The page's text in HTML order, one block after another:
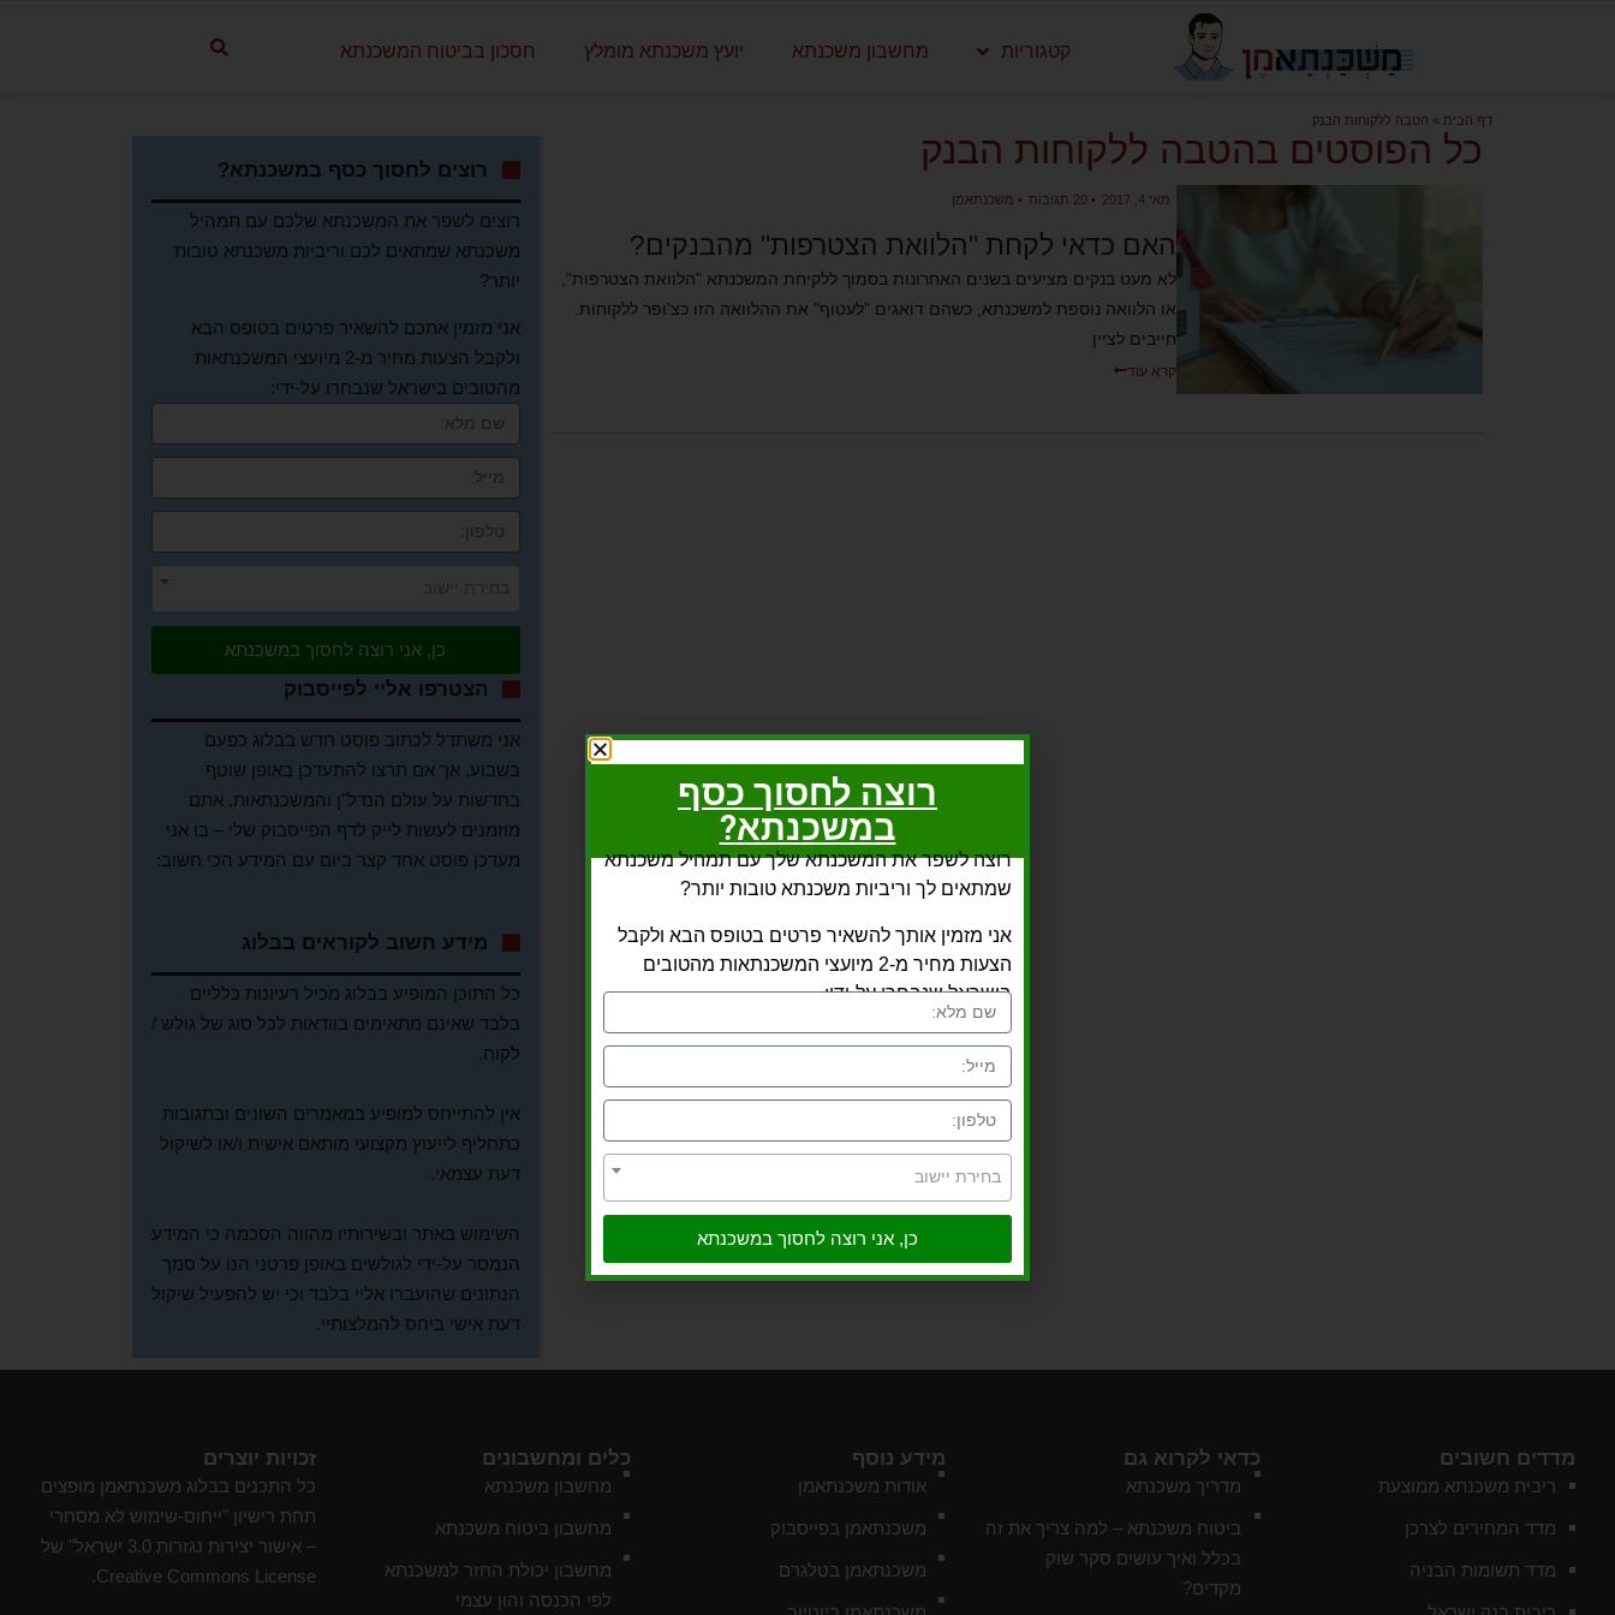
קטגוריות מחשבון משכנתא יועץ משכנתא מומלץ חסכון בביטוח המשכנתא
דף הבית » הטבה ללקוחות הבנק
כל הפוסטים בהטבה ללקוחות הבנק
מאי 4, 2017 • 20 תגובות • משכנתאמן
האם כדאי לקחת "הלוואת הצטרפות" מהבנקים?
לא מעט בנקים מציעים בשנים האחרונות בסמוך ללקיחת המשכנתא "הלוואת הצטרפות",
או הלוואה נוספת למשכנתא, כשהם דואגים "לעטוף" את ההלוואה הזו כצ'ופר ללקוחות.
חייבים לציין
קרא עוד
רוצים לחסוך כסף במשכנתא?
רוצים לשפר את המשכנתא שלכם עם תמהיל
משכנתא שמתאים לכם וריביות משכנתא טובות
יותר?
אני מזמין אתכם להשאיר פרטים בטופס הבא
ולקבל הצעות מחיר מ-2 מיועצי המשכנתאות
מהטובים בישראל שנבחרו על-ידי:
כן, אני רוצה לחסוך במשכנתא
הצטרפו אליי לפייסבוק
אני משתדל לכתוב פוסט חדש בבלוג כפעם
בשבוע, אך אם תרצו להתעדכן באופן שוטף
בחדשות על עולם הנדל"ן והמשכנתאות, אתם
מוזמנים לעשות לייק לדף הפייסבוק שלי – בו אני
מעדכן פוסט אחד קצר ביום עם המידע הכי חשוב:
מידע חשוב לקוראים בבלוג
כל התוכן המופיע בבלוג מכיל רעיונות כלליים
בלבד שאינם מתאימים בוודאות לכל סוג של גולש /
לקוח.
אין להתייחס למופיע במאמרים השונים ובתגובות
כתחליף לייעוץ מקצועי מותאם אישית ו/או לשיקול
דעת עצמאי.
השימוש באתר ובשירותיו מהווה הסכמה כי המידע
הנמסר על-ידי לגולשים באופן פרטני הנו על סמך
הנתונים שהועברו אליי בלבד וכי יש להפעיל שיקול
דעת אישי ביחס להמלצותיי.
מדדים חשובים
ריבית משכנתא ממוצעת
מדד המחירים לצרכן
מדד תשומות הבניה
כדאי לקרוא גם
מדריך משכנתא
ביטוח משכנתא – למה צריך את זה
בכלל ואיך עושים סקר שוק
מקדים?
מידע נוסף
אודות משכנתאמן
משכנתאמן בפייסבוק
משכנתאמן בטלגרם
כלים ומחשבונים
מחשבון משכנתא
מחשבון ביטוח משכנתא
מחשבון יכולת החזר למשכנתא
לפי הכנסה והון עצמי
זכויות יוצרים
כל התכנים בבלוג משכנתאמן מופצים
תחת רישיון "ייחוס-שימוש לא מסחרי
– אישור יצירות נגזרות 3.0 ישראל" של
Creative Commons License.
רוצה לחסוך כסף
במשכנתא?
רוצה לשפר את המשכנתא שלך עם תמהיל משכנתא
שמתאים לך וריביות משכנתא טובות יותר?
אני מזמין אותך להשאיר פרטים בטופס הבא ולקבל
הצעות מחיר מ-2 מיועצי המשכנתאות מהטובים
בישראל שנבחרו על-ידי:
בחירת יישוב
כן, אני רוצה לחסוך במשכנתא